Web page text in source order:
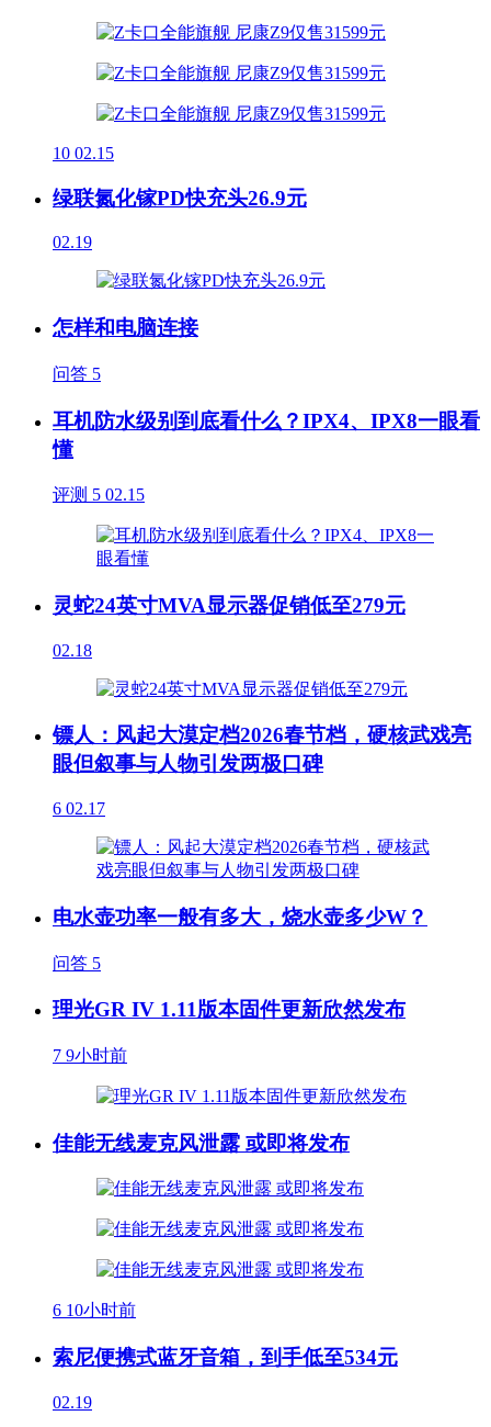
10 02.15
绿联氮化镓PD快充头26.9元
02.19
怎样和电脑连接
问答 5
耳机防水级别到底看什么？IPX4、IPX8一眼看
懂
评测 5 02.15
灵蛇24英寸MVA显示器促销低至279元
02.18
镖人：风起大漠定档2026春节档，硬核武戏亮
眼但叙事与人物引发两极口碑
6 02.17
电水壶功率一般有多大，烧水壶多少W？
问答 5
理光GR IV 1.11版本固件更新欣然发布
7 9小时前
佳能无线麦克风泄露 或即将发布
6 10小时前
索尼便携式蓝牙音箱，到手低至534元
02.19